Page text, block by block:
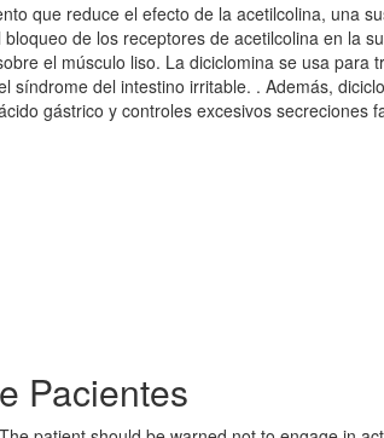
que reduce el efecto de la acetilcolina, una
de los receptores de acetilcolina en la
el músculo liso. La diciclomina se usa para
síndrome del intestino irritable. . Además,
gástrico y controles excesivos secreciones
Pacientes